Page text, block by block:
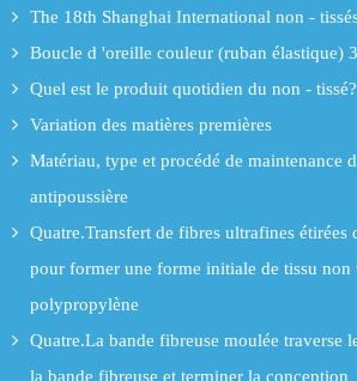
The 18th Shanghai International non -
Boucle d 'oreille couleur (ruban élastique)
Quel est le produit quotidien du non - tissé?
Variation des matières premières
Matériau, type et procédé de maintenance
antipoussière
Quatre.Transfert de fibres ultrafines étirées
pour former une forme initiale de tissu non
polypropylène
Quatre.La bande fibreuse moulée traverse
la bande fibreuse et terminer la conception